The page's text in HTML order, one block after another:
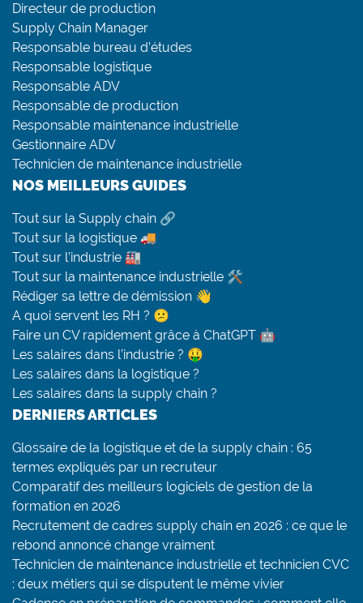
Directeur de production
Supply Chain Manager
Responsable bureau d’études
Responsable logistique
Responsable ADV
Responsable de production
Responsable maintenance industrielle
Gestionnaire ADV
Technicien de maintenance industrielle
NOS MEILLEURS GUIDES
Tout sur la Supply chain 🔗
Tout sur la logistique 🚚
Tout sur l’industrie 🏭
Tout sur la maintenance industrielle 🛠
Rédiger sa lettre de démission 👋
A quoi servent les RH ? 😕
Faire un CV rapidement grâce à ChatGPT 🤖
Les salaires dans l’industrie ? 🤑
Les salaires dans la logistique ?
Les salaires dans la supply chain ?
DERNIERS ARTICLES
Glossaire de la logistique et de la supply chain : 65
termes expliqués par un recruteur
Comparatif des meilleurs logiciels de gestion de la
formation en 2026
Recrutement de cadres supply chain en 2026 : ce que le
rebond annoncé change vraiment
Technicien de maintenance industrielle et technicien CVC
: deux métiers qui se disputent le même vivier